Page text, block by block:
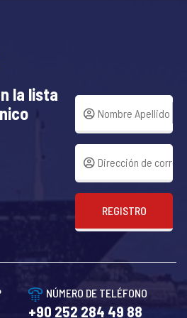
la lista
REGISTRO
NÚMERO DE TELÉFONO
+90 252 284 49 88